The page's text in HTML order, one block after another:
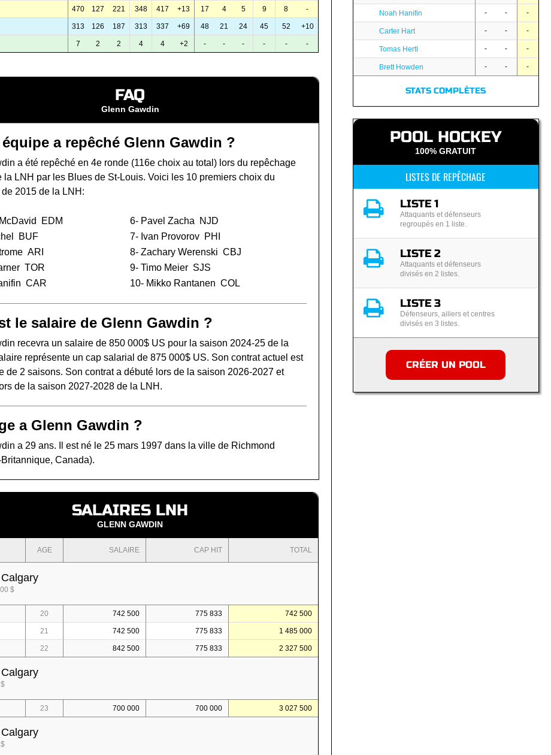
470 127 221 348 417 +13 17 4 5 9 8 -
313 126 187 313 337 +69 48 21 24 45 52 +10
7 2 2 4 4 +2 - - - - - -
FAQ
Glenn Gawdin
a repêché Glenn Gawdin ?
a été repêché en 4e ronde (116e choix au total) lors du repêchage
la LNH par les Blues de St-Louis. Voici les 10 premiers choix du
2015 de la LNH:
EDM
BUF
ARI
TOR
CAR
6- Pavel Zacha
NJD
7- Ivan Provorov PHI
8-Zachary Werenski CBJ
9-Timo Meier SJS
10- Mikko Rantanen COL
le salaire de Glenn Gawdin ?
recevra un salaire de 850 000$ US pour la saison 2024-25 de la
représente un cap salarial de 875 000$ US. Son contrat actuel est
de 2 saisons. Son contrat a débuté lors de la saison 2026-2027 et
de la saison 2027-2028 de la LNH.
a Glenn Gawdin ?
a 29 ans. Il est né le 25 mars 1997 dans la ville de Richmond
Canada).
SALAIRES LNH
GLENN GAWDIN
AGE SALAIRE CAP HIT TOTAL
$
20 742 500 775 833 742 500
21 742 500 775 833 1 485 000
22 842 500 775 833 2 327 500
23 700 000 700 000 3 027 500
Noah Hanifin - - -
Carter Hart - - -
Tomas Hertl - - -
Brett Howden - - -
STATS COMPLÈTES
POOL HOCKEY
100% GRATUIT
LISTES DE REPÊCHAGE
LISTE 1
Attaquants et défenseurs
regroupés en 1 liste.
LISTE 2
Attaquants et défenseurs
divisés en 2 listes.
LISTE 3
Défenseurs, ailiers et centres
divisés en 3 listes.
CRÉER UN POOL